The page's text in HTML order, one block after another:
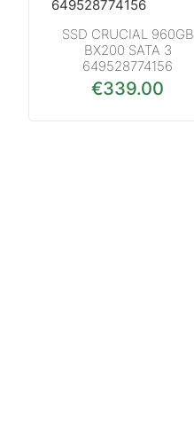
SSD CRUCIAL 960GB
BX200 SATA 3
649528774156
€339.00